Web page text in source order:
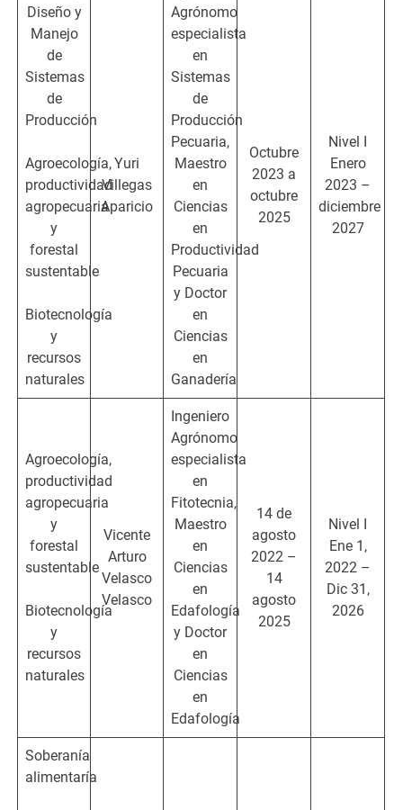
Diseño y
Manejo
de
Sistemas
de
Producción
Agroecología,
productividad
agropecuaria
y
forestal
sustentable
Biotecnología
y
recursos
naturales
Yuri
Villegas
Aparicio
Agrónomo
especialista
en
Sistemas
de
Producción
Pecuaria,
Maestro
en
Ciencias
en
Productividad
Pecuaria
y Doctor
en
Ciencias
en
Ganadería
Octubre
2023 a
octubre
2025
Nivel I
Enero
2023 –
diciembre
2027
Agroecología,
productividad
agropecuaria
y
forestal
sustentable
Biotecnología
y
recursos
naturales
Vicente
Arturo
Velasco
Velasco
Ingeniero
Agrónomo
especialista
en
Fitotecnia,
Maestro
en
Ciencias
en
Edafología
y Doctor
en
Ciencias
en
Edafología
14 de
agosto
2022 –
14
agosto
2025
Nivel I
Ene 1,
2022 –
Dic 31,
2026
Soberanía
alimentaría